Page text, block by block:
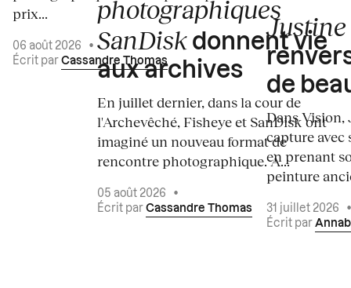
prix...
06 août 2026
•
Écrit par Cassandre Thomas
photographiques
SanDisk donnent vie
aux archives
En juillet dernier, dans la cour de
l'Archevêché, Fisheye et SanDisk ont
imaginé un nouveau format de
rencontre photographique. À...
05 août 2026
•
Écrit par Cassandre Thomas
de
Dans
capture avec
en prenant
peinture
31 juillet 2026
Écrit par